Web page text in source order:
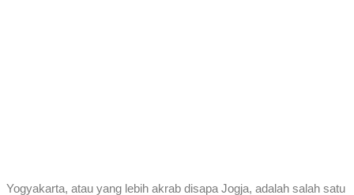
Yogyakarta, atau yang lebih akrab disapa Jogja, adalah salah satu